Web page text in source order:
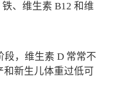
、维生素 B12 和维
段，维生素 D 常常不
新生儿体重过低可